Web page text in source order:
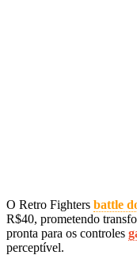
O Retro Fighters battle
R$40, prometendo
pronta para os controles
perceptível.